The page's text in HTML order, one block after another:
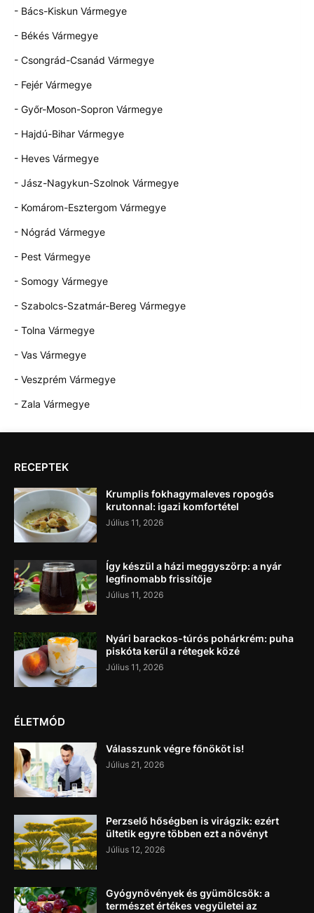
- Bács-Kiskun Vármegye
- Békés Vármegye
- Csongrád-Csanád Vármegye
- Fejér Vármegye
- Győr-Moson-Sopron Vármegye
- Hajdú-Bihar Vármegye
- Heves Vármegye
- Jász-Nagykun-Szolnok Vármegye
- Komárom-Esztergom Vármegye
- Nógrád Vármegye
- Pest Vármegye
- Somogy Vármegye
- Szabolcs-Szatmár-Bereg Vármegye
- Tolna Vármegye
- Vas Vármegye
- Veszprém Vármegye
- Zala Vármegye
RECEPTEK
Krumplis fokhagymaleves ropogós
krutonnal: igazi komfortétel
Július 11, 2026
Így készül a házi meggyszörp: a nyár
legfinomabb frissítője
Július 11, 2026
Nyári barackos-túrós pohárkrém: puha
piskóta kerül a rétegek közé
Július 11, 2026
ÉLETMÓD
Válasszunk végre főnököt is!
Július 21, 2026
Perzselő hőségben is virágzik: ezért
ültetik egyre többen ezt a növényt
Július 12, 2026
Gyógynövények és gyümölcsök: a
természet értékes vegyületei az